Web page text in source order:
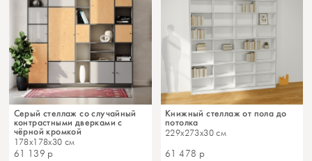
Серый стеллаж со случайный
контрастными дверками с
чёрной кромкой
178x178x30 см
61 139 р
Книжный стеллаж от пола до
потолка
229x273x30 см
61 478 р